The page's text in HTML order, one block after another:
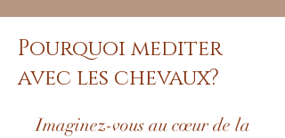
Pourquoi mediter
avec les chevaux?
Imaginez-vous au cœur de la